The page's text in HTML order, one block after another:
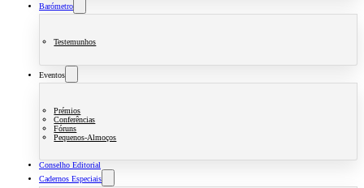
Barómetro
Testemunhos
Eventos
Prémios
Conferências
Fóruns
Pequenos-Almoços
Conselho Editorial
Cadernos Especiais